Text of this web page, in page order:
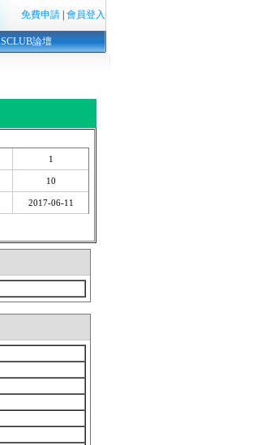
免費申請 會員登入
SCLUB論壇
1
10
2017-06-11